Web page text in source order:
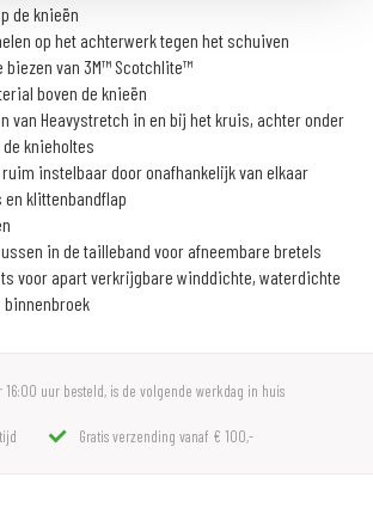
de knieën
op het achterwerk tegen het schuiven
biezen van 3M™ Scotchlite™
boven de knieën
van Heavystretch in en bij het kruis, achter onder
knieholtes
instelbaar door onafhankelijk van elkaar
klittenbandflap
in de tailleband voor afneembare bretels
voor apart verkrijgbare winddichte, waterdichte
binnenbroek
16:00 uur besteld, is de volgende werkdag in huis
Gratis verzending vanaf € 100,-